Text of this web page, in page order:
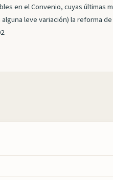
en el Convenio, cuyas últimas
leve variación) la reforma